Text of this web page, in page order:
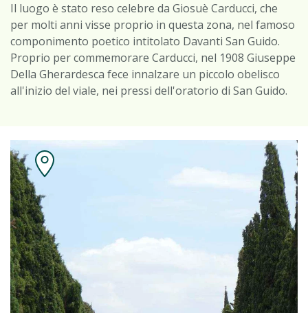
Il luogo è stato reso celebre da Giosuè Carducci, che
per molti anni visse proprio in questa zona, nel famoso
componimento poetico intitolato Davanti San Guido.
Proprio per commemorare Carducci, nel 1908 Giuseppe
Della Gherardesca fece innalzare un piccolo obelisco
all'inizio del viale, nei pressi dell'oratorio di San Guido.